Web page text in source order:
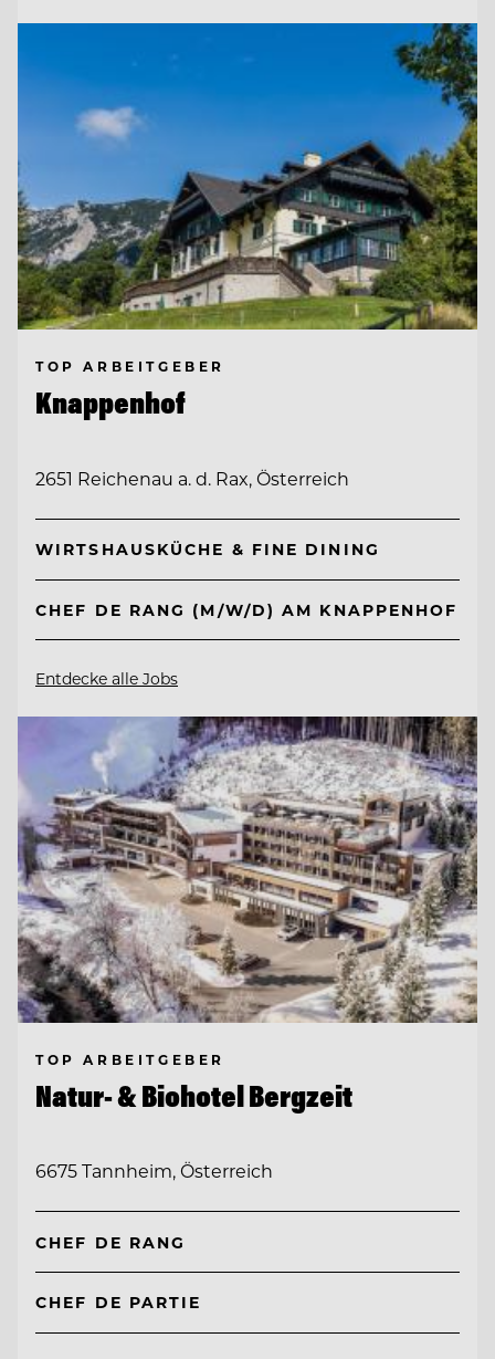
TOP ARBEITGEBER
Knappenhof
2651 Reichenau a. d. Rax, Österreich
WIRTSHAUSKÜCHE & FINE DINING
CHEF DE RANG (M/W/D) AM KNAPPENHOF
Entdecke alle Jobs
TOP ARBEITGEBER
Natur- & Biohotel Bergzeit
6675 Tannheim, Österreich
CHEF DE RANG
CHEF DE PARTIE